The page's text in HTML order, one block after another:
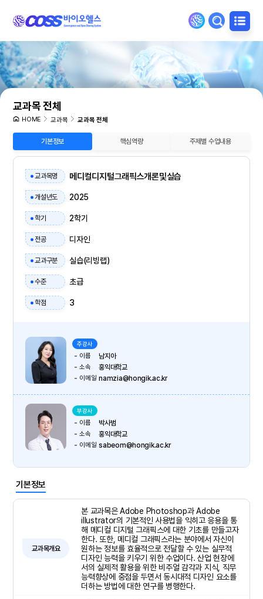
교과목 전체
HOME 교과목 교과목 전체
기본정보
교과목개요
본 교과목은 Adobe Photoshop과 Adobe
illustrator의 기본적인 사용법을 익히고 응용을 통
해 메디컬 디지털 그래픽스에 대한 기초를 만들고자
한다. 또한, 메디컬 그래픽스라는 분야에서 자신이
원하는 정보를 효율적으로 전달할 수 있는 실무적
디자인 능력을 키우기 위한 수업이다. 산업 현장에
서의 실제적 활용을 위한 비주얼 감각과 지식, 직무
능력향상에 중점을 두면서 동시대적 디자인 요소를
더하는 방법에 대한 연구를 병행한다.
기본정보 핵심역량 주제별 수업내용
교과목명 메디컬디지털그래픽스개론및실습
개설년도 2025
학기 2학기
전공 디자인
교과구분 실습(리빙랩)
수준 초급
학점 3
주강사
이름 남지아
소속 홍익대학교
이메일 namzia@hongik.ac.kr
부강사
이름 박사범
소속 홍익대학교
이메일 sabeom@hongik.ac.kr